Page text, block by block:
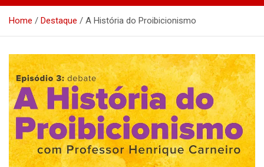
Home Destaque A História do Proibicionismo